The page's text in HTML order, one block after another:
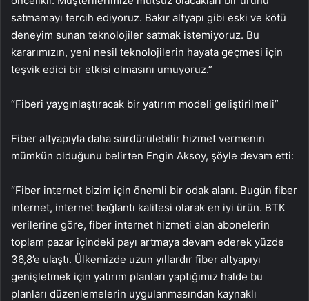
satmamayı tercih ediyoruz. Bakır altyapı gibi eski ve kötü
deneyim sunan teknolojiler satmak istemiyoruz. Bu
kararımızın, yeni nesil teknolojilerin hayata geçmesi için
teşvik edici bir etkisi olmasını umuyoruz.”
“Fiberi yaygınlaştıracak bir yatırım modeli geliştirilmeli”
Fiber altyapıyla daha sürdürülebilir hizmet vermenin
mümkün olduğunu belirten Engin Aksoy, şöyle devam etti:
“Fiber internet bizim için önemli bir odak alanı. Bugün fiber
internet, internet bağlantı kalitesi olarak en iyi ürün. BTK
verilerine göre, fiber internet hizmeti alan abonelerin
toplam pazar içindeki payı artmaya devam ederek yüzde
36,8’e ulaştı. Ülkemizde uzun yıllardır fiber altyapıyı
genişletmek için yatırım planları yaptığımız halde bu
planları düzenlemelerin uygulanmasından kaynaklı